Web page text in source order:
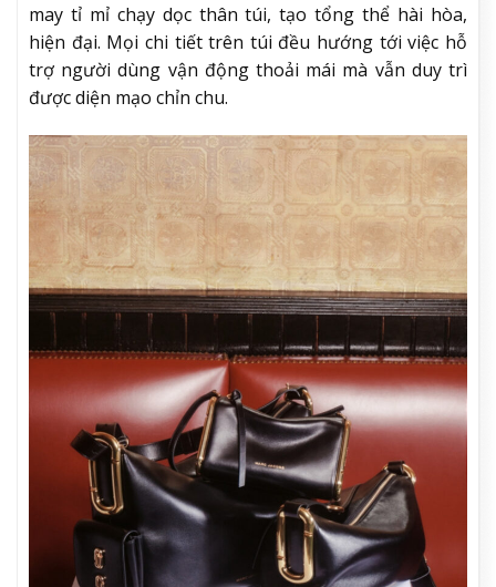
may tỉ mỉ chạy dọc thân túi, tạo tổng thể hài hòa,
hiện đại. Mọi chi tiết trên túi đều hướng tới việc hỗ
trợ người dùng vận động thoải mái mà vẫn duy trì
được diện mạo chỉn chu.